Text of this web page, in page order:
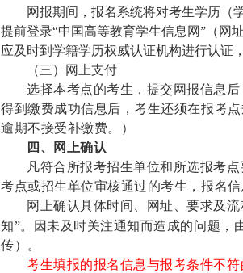
网报期间 ，报名系统将对考生学历
提前登录“中国高等教育学生信息网”（网址
应及时到学籍学历权威认证机构进行认证
（三）网上支付
选择本考点的考生，提交网报信息
得到缴费成功信息后，考生还须在报考
逾期不接受补缴费。）
四、网上确认
凡符合所报考招生单位和所选报考
考点或招生单位审核通过的考生，报名信
网上确认具体时间、网址、要求及
知”。因未及时关注通知而造成的问题，
传）。
考生填报的报名信息与报考条件不符